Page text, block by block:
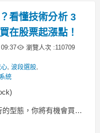
行 中提到，
是運用成交量領先股價
看懂技術分析 3
在股票起漲點！
瀏覽人次 :110709
, 波段選股,
統
型態，你將有機會買在